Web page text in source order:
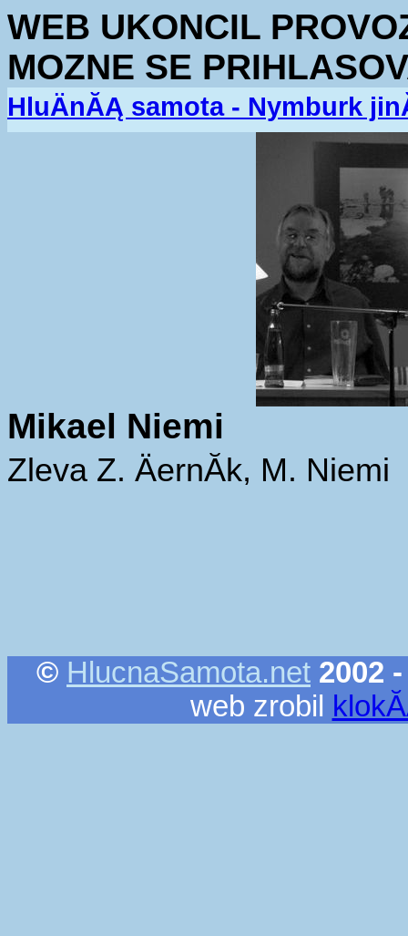
WEB UKONCIL
MOZNE SE
HluÄnĂĄ samota - Nymburk
Mikael Niemi
Zleva Z. ÄernĂ­k, M. Niemi
© HlucnaSamota.net 2002
web zrobil